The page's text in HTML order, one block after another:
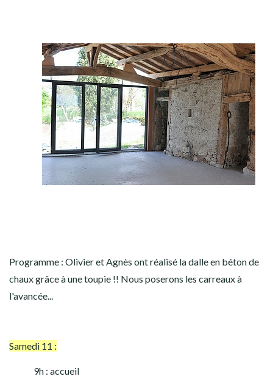
Programme : Olivier et Agnès ont réalisé la dalle en béton de
chaux grâce à une toupie !! Nous poserons les carreaux à
l'avancée...
Samedi 11 :
9h : accueil